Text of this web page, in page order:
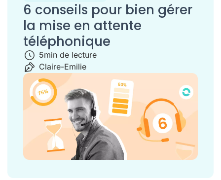
6 conseils pour bien gérer
la mise en attente
téléphonique
5min de lecture
Claire-Emilie